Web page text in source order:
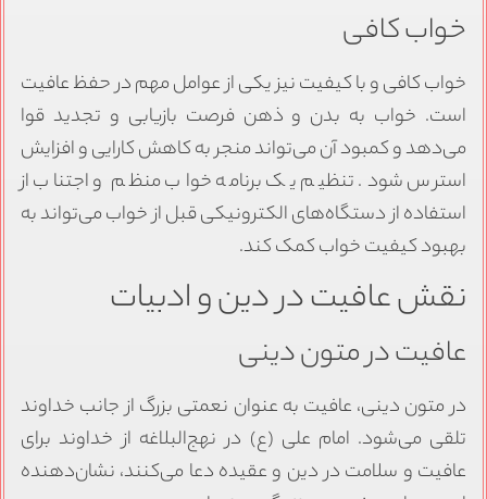
خواب کافی
خواب کافی و با کیفیت نیز یکی از عوامل مهم در حفظ عافیت
است. خواب به بدن و ذهن فرصت بازیابی و تجدید قوا
می‌دهد و کمبود آن می‌تواند منجر به کاهش کارایی و افزایش
استرس شود. تنظیم یک برنامه خواب منظم و اجتناب از
استفاده از دستگاه‌های الکترونیکی قبل از خواب می‌تواند به
بهبود کیفیت خواب کمک کند.
نقش عافیت در دین و ادبیات
عافیت در متون دینی
در متون دینی، عافیت به عنوان نعمتی بزرگ از جانب خداوند
تلقی می‌شود. امام علی (ع) در نهج‌البلاغه از خداوند برای
عافیت و سلامت در دین و عقیده دعا می‌کنند، نشان‌دهنده